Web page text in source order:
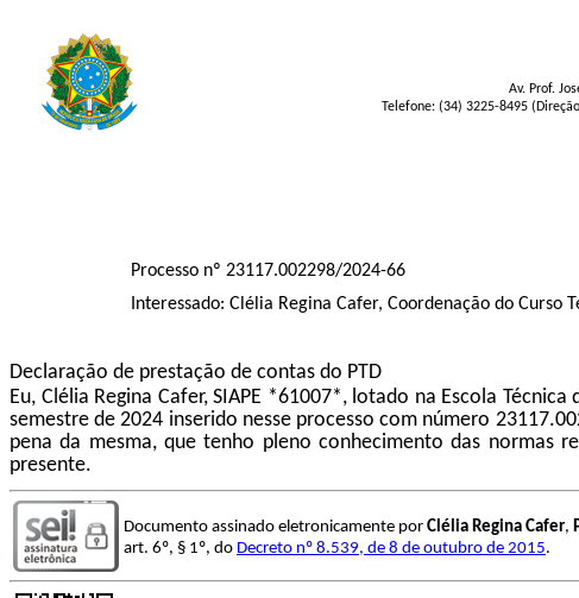
Av. Prof.
Telefone: (34) 3225-8495
Processo nº 23117.002298/2024-66
Interessado: Clélia Regina Cafer, Coordenação do
Declaração de prestação de contas do PTD
Eu, Clélia Regina Cafer, SIAPE *61007*, lotado na Escola
semestre de 2024 inserido nesse processo com número
pena da mesma, que tenho pleno conhecimento das normas
presente.
Documento assinado eletronicamente por Clélia Regina Cafer,
art. 6º, § 1º, do Decreto nº 8.539, de 8 de outubro de 2015.